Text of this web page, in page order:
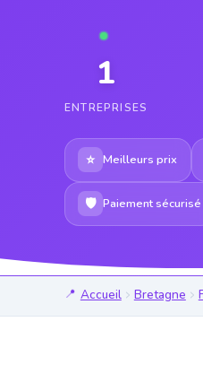
1
ENTREPRISES
⭐ Meilleurs prix
🛡 Paiement sécurisé
Accueil Bretagne